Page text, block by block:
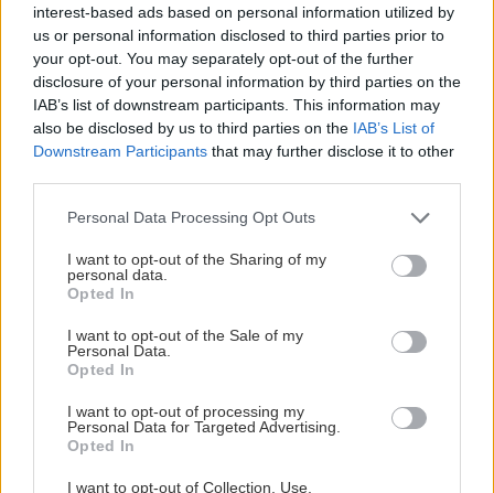
interest-based ads based on personal information utilized by
us or personal information disclosed to third parties prior to
your opt-out. You may separately opt-out of the further
disclosure of your personal information by third parties on the
IAB’s list of downstream participants. This information may
also be disclosed by us to third parties on the IAB’s List of
Downstream Participants that may further disclose it to other
Please note that this website/app uses one or more Google
not limited to your visit or usage behaviour. You may click to
grant or deny consent to Google and its third-party tags to
use your data for below specified purposes in below Google
consent section.
Personal Data Processing Opt Outs
I want to opt-out of the Sharing of my
personal data.
Opted In
I want to opt-out of the Sale of my
Personal Data.
Opted In
I want to opt-out of processing my
Personal Data for Targeted Advertising.
Opted In
I want to opt-out of Collection, Use,
Μόλις δέσει προσθέτουμε το μοσχάρι και τα
noodles και ανακατεύουμε καλά.
Πασπαλίζουμε με ψιλοκομμένο φρέσκο κρεμμύδι
Συνταγή απόεδώ.
Φακοσαλάτα με τόνο
Υλικά: 200 γρ. φακές, 100 γρ. τόνο, σε νερό,
κονσέρβα, 1 καρότο, 1 φρέσκο κρεμμυδάκι, 1/2
ματσάκι μαϊντανό, 1 κ.σ. ελιές, σε ροδέλες, 1 κ.σ.
κάππαρη, 5 ντοματίνια, 40 γρ. ελαιόλαδο, αλάτι,